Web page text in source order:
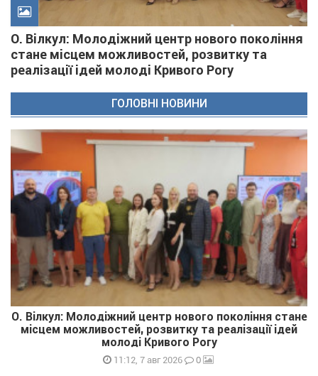
О. Вілкул: Молодіжний центр нового покоління
стане місцем можливостей, розвитку та
реалізації ідей молоді Кривого Рогу
ГОЛОВНІ НОВИНИ
О. Вілкул: Молодіжний центр нового покоління стане
місцем можливостей, розвитку та реалізації ідей
молоді Кривого Рогу
11:12, 7 авг 2026 0